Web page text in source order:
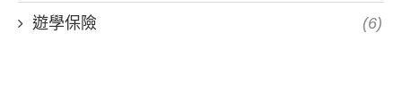
遊學保險 (6)